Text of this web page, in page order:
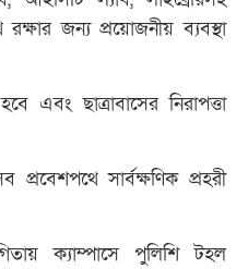
জন্য প্রয়োজনীয় ব্যবস্থা
এবং ছাত্রাবাসের নিরাপত্তা
সার্বক্ষণিক প্রহরী
ক্যাম্পাসে পুলিশি টহল